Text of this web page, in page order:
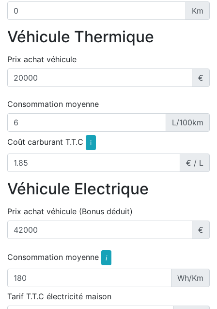
Km
Véhicule Thermique
Prix achat véhicule
€
Consommation moyenne
L/100km
Coût carburant T.T.C
i
€ / L
Véhicule Electrique
Prix achat véhicule (Bonus déduit)
€
Consommation moyenne i
Wh/Km
Tarif T.T.C électricité maison